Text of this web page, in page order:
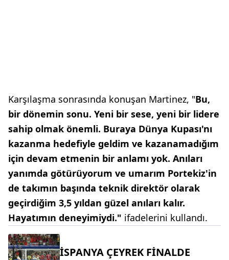
Karşılaşma sonrasında konuşan Martinez, "Bu,
bir dönemin sonu. Yeni bir sese, yeni bir lidere
sahip olmak önemli. Buraya Dünya Kupası'nı
kazanma hedefiyle geldim ve kazanamadığım
için devam etmenin bir anlamı yok. Anıları
yanımda götürüyorum ve umarım Portekiz'in
de takımın başında teknik direktör olarak
geçirdiğim 3,5 yıldan güzel anıları kalır.
Hayatımın deneyimiydi." ifadelerini kullandı.
İSPANYA ÇEYREK FİNALDE